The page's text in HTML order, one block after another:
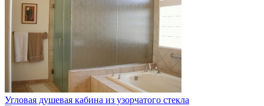
Угловая душевая кабина из узорчатого стекла